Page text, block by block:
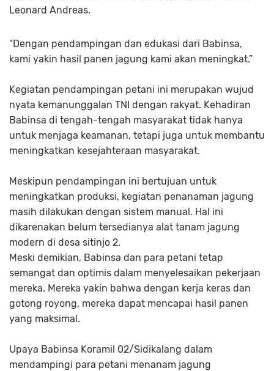
Leonard Andreas.
“Dengan pendampingan dan edukasi dari Babinsa,
kami yakin hasil panen jagung kami akan meningkat.”
Kegiatan pendampingan petani ini merupakan wujud
nyata kemanunggalan TNI dengan rakyat. Kehadiran
Babinsa di tengah-tengah masyarakat tidak hanya
untuk menjaga keamanan, tetapi juga untuk membantu
meningkatkan kesejahteraan masyarakat.
Meskipun pendampingan ini bertujuan untuk
meningkatkan produksi, kegiatan penanaman jagung
masih dilakukan dengan sistem manual. Hal ini
dikarenakan belum tersedianya alat tanam jagung
modern di desa sitinjo 2.
Meski demikian, Babinsa dan para petani tetap
semangat dan optimis dalam menyelesaikan pekerjaan
mereka. Mereka yakin bahwa dengan kerja keras dan
gotong royong, mereka dapat mencapai hasil panen
yang maksimal.
Upaya Babinsa Koramil 02/Sidikalang dalam
mendampingi para petani menanam jagung